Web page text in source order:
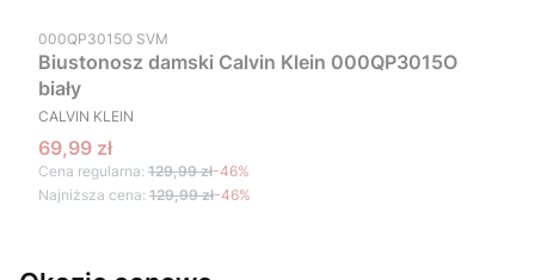
Kod produktu
000QP3015O SVM
Biustonosz damski Calvin Klein 000QP3015O
biały
PRODUCENT
CALVIN KLEIN
Cena promocyjna
69,99 zł
Cena regularna: 129,99 zł-46%
Najniższa cena: 129,99 zł-46%